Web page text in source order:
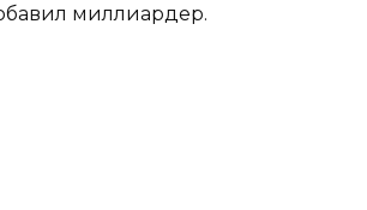
миллиардер.